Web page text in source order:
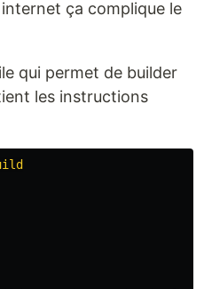
ça complique le
qui permet de builder
les instructions